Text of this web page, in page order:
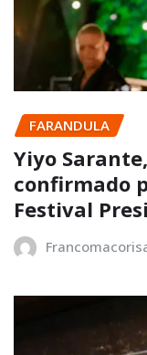
FARANDULA
Yiyo
confirmado
Festival